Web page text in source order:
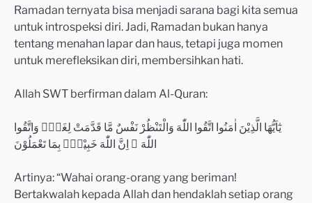
Ramadan ternyata bisa menjadi sarana bagi kita semua
untuk introspeksi diri. Jadi, Ramadan bukan hanya
tentang menahan lapar dan haus, tetapi juga momen
untuk merefleksikan diri, membersihkan hati.
Allah SWT berfirman dalam Al-Quran:
يٰٓاَيُّهَا الَّذِيْنَ اٰمَنُوا اتَّقُوا اللّٰهَ وَالْتَنْظُرْ نَفْسٌ مَّا قَدَّمَتْ لِغَدٍۗ وَاتَّقُوا
اللّٰهَ ۚ اِنَّ اللّٰهَ خَبِيْرٌۢ بِمَا تَعْمَلُوْنَ
Artinya: “Wahai orang-orang yang beriman!
Bertakwalah kepada Allah dan hendaklah setiap orang